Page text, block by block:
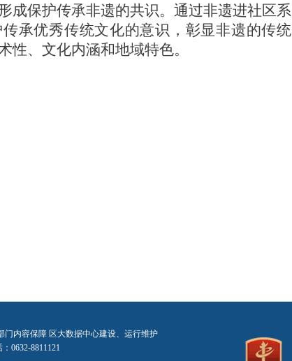
成保护传承非遗的共识。通过非遗进社区系
承优秀传统文化的意识，彰显非遗的传统
性、文化内涵和地域特色。
内容保障 区大数据中心建设、运行维护
0632-8811121